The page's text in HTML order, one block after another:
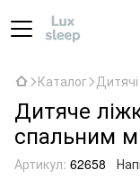
Каталог
Дитяче
спальним
Артикул: 62658